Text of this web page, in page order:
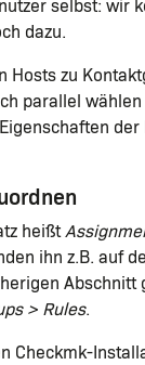
selbst: wir
dazu.
Hosts zu
parallel
heißt
ihn z.B. auf
Abschnitt
> Rules.
Checkmk-